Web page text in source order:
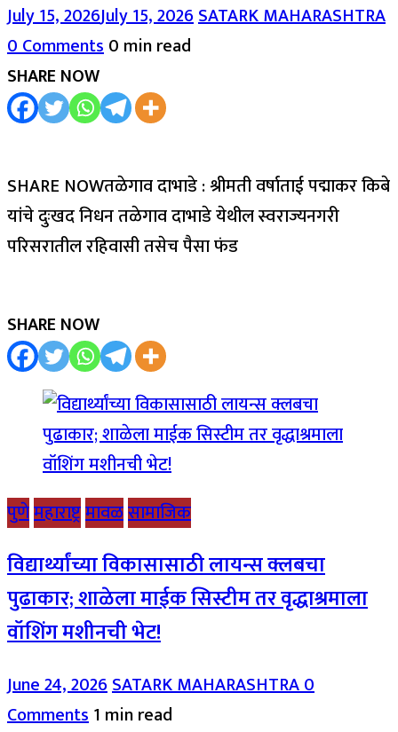
July 15, 2026July 15, 2026SATARK MAHARASHTRA
0 Comments0 min read
SHARE NOW
SHARE NOWतळेगाव दाभाडे : श्रीमती वर्षाताई पद्माकर किबे
यांचे दुःखद निधन तळेगाव दाभाडे येथील स्वराज्यनगरी
परिसरातील रहिवासी तसेच पैसा फंड
SHARE NOW
पुणेमहाराष्ट्रमावळसामाजिक
विद्यार्थ्यांच्या विकासासाठी लायन्स क्लबचा
पुढाकार; शाळेला माईक सिस्टीम तर वृद्धाश्रमाला
वॉशिंग मशीनची भेट!
June 24, 2026SATARK MAHARASHTRA0
Comments1 min read